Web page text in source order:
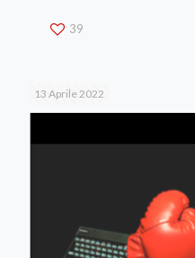
39
13 Aprile 2022